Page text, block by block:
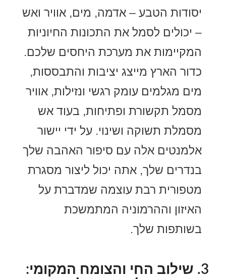
יסודות הטבע – אדמה, מים, אוויר ואש
– יכולים לסמל את התכונות החיוניות
המקיימות את מערכת היחסים שלכם.
כדור הארץ מייצג יציבות והתבססות,
מים מגלמים עומק רגשי ונזילות, אוויר
מסמל תקשורת ופתיחות, בעוד אש
מסמלת תשוקה ושינוי. על ידי יישור
אלמנטים אלה עם סיפור האהבה שלך
בנדרים שלך, אתה יכול ליצור מסגרת
מטפורית רבת עוצמה שמדברת על
האיזון וההרמוניה המתמשכת
בשותפות שלך.
3. שילוב החי והצומח המקומי: